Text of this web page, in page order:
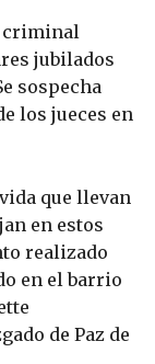
criminal
jubilados
sospecha
los jueces en
que llevan
en estos
realizado
en el barrio
de Paz de